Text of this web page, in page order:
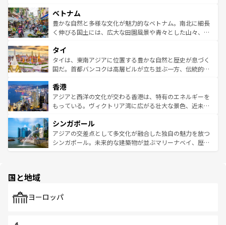
参照してほしい。
容にもいいと評判のスイーツなど、バラエティ豊かな料理
が味わえる。 なお、新着の台湾情報は コンテンツ一覧を参
照してほしい。
き、地方に足を延ばせば四季折々の自然美を楽しむことが
できる。そして、キムチや焼肉、絶品のストリートフード
まで、さまざまな韓国料理が待っている。夜には、韓国な
リティに包まれながら、韓国の多彩な魅力を心ゆくまで味
わってみてほしい。 なお、新着の韓国情報はコンテンツ一
覧を参照してほしい。
ベトナム
豊かな自然と多様な文化が魅力的なベトナム。南北に細長
く伸びる国土には、広大な田園風景や青々とした山々、世
急速な発展と共に伝統が息づく。ハノイの古い町並みやホ
ーチミン市のフランス統治時代の建物も、独特の雰囲気を
醸し出している。また、バラエティの豊かさとおいしさで
とつ。フォーやバインミー、ベトナムコーヒーなどは、ぜ
ひ現地で味わいたい。どの地域を訪れてもあたたかい人々
が旅行者を迎えてくれるので、きっと忘れられない旅にな
参照してほしい。
タイ
タイは、東南アジアに位置する豊かな自然と歴史が息づく
国だ。首都バンコクは高層ビルが立ち並ぶ一方、伝統的な
の活気が交差している。北部ではチェンマイなどの山岳地
帯で自然と触れ合い、南部ではプーケットやクラビの美し
いビーチでリゾート気分を楽しむことができる。タイ料理
激する。気候は一年中温暖で、どの季節にも異なる楽しみ
が待っている。親しみやすいタイの人々、仏教を中心とし
た文化、そして多様な観光資源が、訪れる旅人を魅了し続
香港
アジアと西洋の文化が交わる香港は、特有のエネルギーを
もっている。ヴィクトリア湾に広がる壮大な景色、近未来
み、どこを訪れても感動するはず。観光スポットが密集し
ており、効率よく見どころを回れるのも魅力。息をのむよ
うな絶景から文化的な体験まで、香港を存分に楽しみ尽く
シンガポール
アジアの交差点として多文化が融合した独自の魅力を放つ
シンガポール。未来的な建築物が並ぶマリーナベイ、歴史
で、ホーカーズは地元の風情を楽しめる外せないスポット
国と地域
ヨーロッパ